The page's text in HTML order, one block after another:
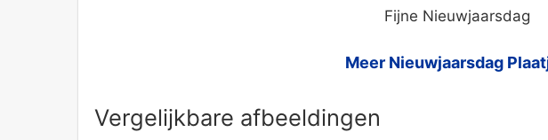
Fijne Nieuwjaarsdag
Meer Nieuwjaarsdag
Vergelijkbare afbeeldingen